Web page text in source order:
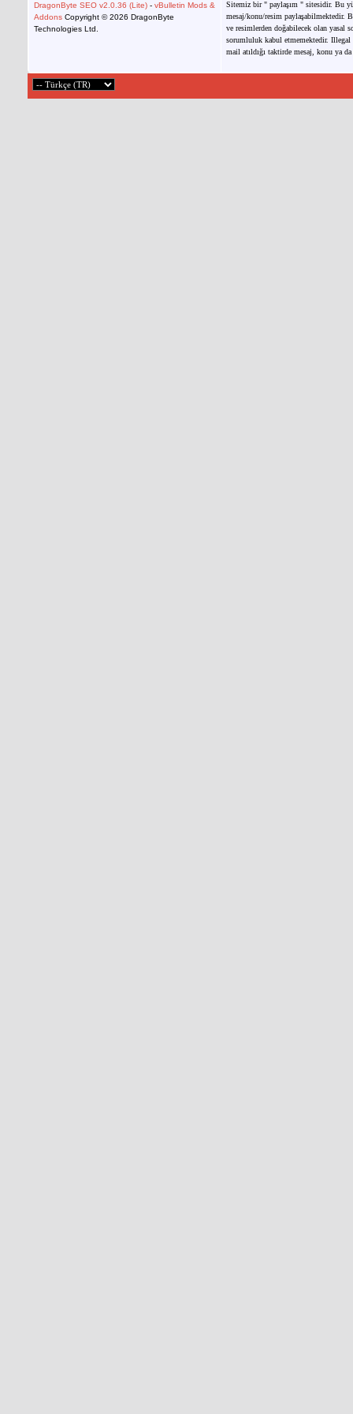
DragonByte SEO v2.0.36 (Lite) - vBulletin Mods &
Addons Copyright © 2026 DragonByte
Technologies Ltd.
Sitemiz bir " paylaşım " sitesidir. Bu
mesaj/konu/resim paylaşabilmektedir.
ve resimlerden doğabilecek olan yasal
sorumluluk kabul etmemektedir.
mail atıldığı taktirde mesaj, konu ya